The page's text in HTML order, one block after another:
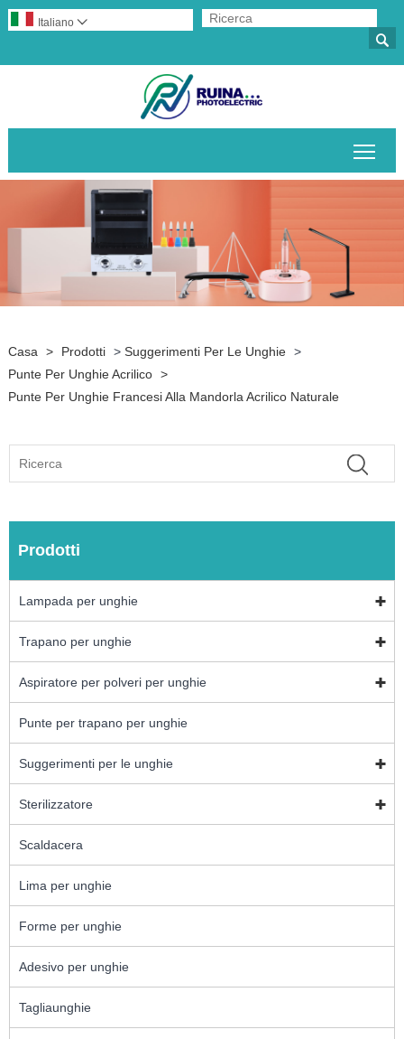

Italiano 
Casa > Prodotti > Suggerimenti Per Le Unghie >
Punte Per Unghie Acrilico >
Punte Per Unghie Francesi Alla Mandorla Acrilico Naturale
Prodotti
Lampada per unghie
Trapano per unghie
Aspiratore per polveri per unghie
Punte per trapano per unghie
Suggerimenti per le unghie
Sterilizzatore
Scaldacera
Lima per unghie
Forme per unghie
Adesivo per unghie
Tagliaunghie